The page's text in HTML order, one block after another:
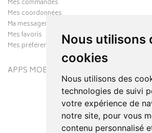
Nous utilisons
cookies
Nous utilisons des
technologies de suivi
votre expérience de
notre site, pour vous
contenu personnalisé
Mes commandes
Mes coordonnées
Ma messagerie
Mes favoris
Mes préférences Cookies
APPS MOBILES